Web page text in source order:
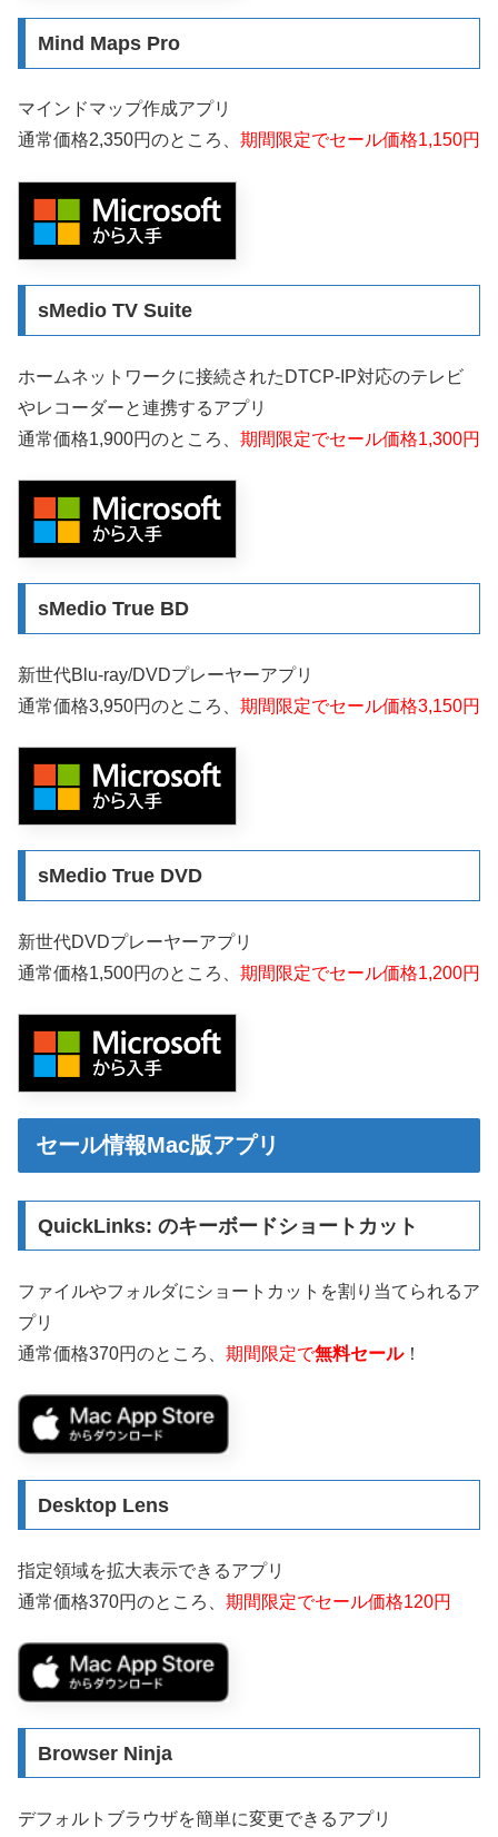
Mind Maps Pro
マインドマップ作成アプリ
通常価格2,350円のところ、 期間限定でセール価格1,150円
sMedio TV Suite
ホームネットワークに接続されたDTCP-IP対応のテレビ
やレコーダーと連携するアプリ
通常価格1,900円のところ、 期間限定でセール価格1,300円
sMedio True BD
新世代Blu-ray/DVDプレーヤーアプリ
通常価格3,950円のところ、 期間限定でセール価格3,150円
sMedio True DVD
新世代DVDプレーヤーアプリ
通常価格1,500円のところ、 期間限定でセール価格1,200円
セール情報Mac版アプリ
QuickLinks: のキーボードショートカット
ファイルやフォルダにショートカットを割り当てられるア
プリ
通常価格370円のところ、 期間限定で無料セール！
Desktop Len‪s
指定領域を拡大表示できるアプリ
通常価格370円のところ、 期間限定でセール価格120円
Browser Ninja
デフォルトブラウザを簡単に変更できるアプリ